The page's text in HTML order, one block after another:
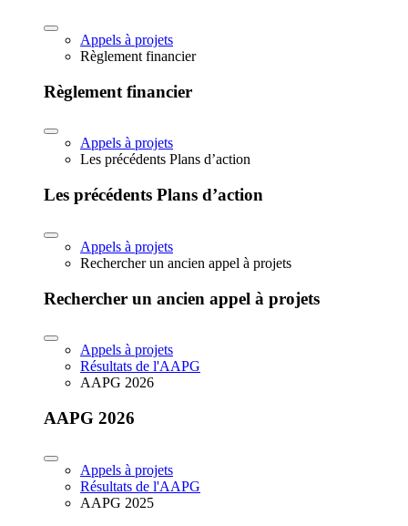
Appels à projets
Règlement financier
Règlement financier
Appels à projets
Les précédents Plans d’action
Les précédents Plans d’action
Appels à projets
Rechercher un ancien appel à projets
Rechercher un ancien appel à projets
Appels à projets
Résultats de l'AAPG
AAPG 2026
AAPG 2026
Appels à projets
Résultats de l'AAPG
AAPG 2025